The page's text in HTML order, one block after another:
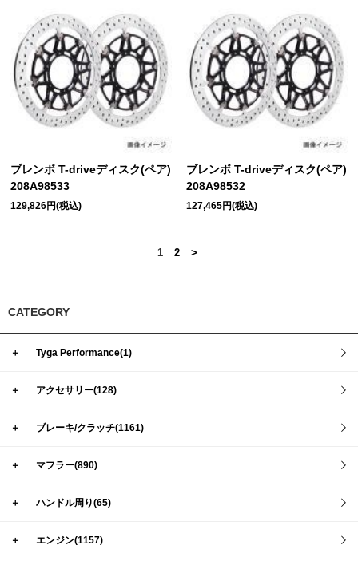
ブレンボ T-driveディスク(ペア)
208A98533
129,826円(税込)
ブレンボ T-driveディスク(ペア)
208A98532
127,465円(税込)
1 2 >
CATEGORY
＋ Tyga Performance(1)
＋ アクセサリー(128)
＋ ブレーキ/クラッチ(1161)
＋ マフラー(890)
＋ ハンドル周り(65)
＋ エンジン(1157)